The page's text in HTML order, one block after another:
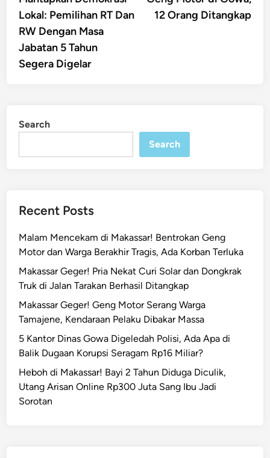
Lokal: Pemilihan RT Dan
RW Dengan Masa
Jabatan 5 Tahun
Segera Digelar
12 Orang Ditangkap
Search
Search
Recent Posts
Malam Mencekam di Makassar! Bentrokan Geng
Motor dan Warga Berakhir Tragis, Ada Korban Terluka
Makassar Geger! Pria Nekat Curi Solar dan Dongkrak
Truk di Jalan Tarakan Berhasil Ditangkap
Makassar Geger! Geng Motor Serang Warga
Tamajene, Kendaraan Pelaku Dibakar Massa
5 Kantor Dinas Gowa Digeledah Polisi, Ada Apa di
Balik Dugaan Korupsi Seragam Rp16 Miliar?
Heboh di Makassar! Bayi 2 Tahun Diduga Diculik,
Utang Arisan Online Rp300 Juta Sang Ibu Jadi
Sorotan